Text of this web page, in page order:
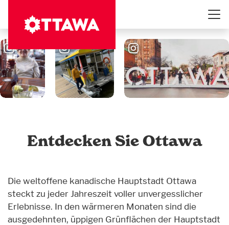
Inhalt
Entdecken Sie Ottawa
Die weltoffene kanadische Hauptstadt Ottawa
steckt zu jeder Jahreszeit voller unvergesslicher
Erlebnisse. In den wärmeren Monaten sind die
ausgedehnten, üppigen Grünflächen der Hauptstadt